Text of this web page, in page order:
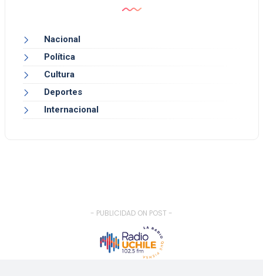
Nacional
Política
Cultura
Deportes
Internacional
- PUBLICIDAD ON POST -